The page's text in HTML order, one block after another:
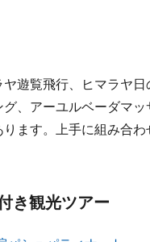
遊覧飛行、ヒマラヤ
、アーユルベーダマ
ます。上手に組み合わ
き観光ツアー